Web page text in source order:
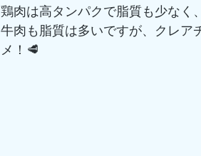
鶏肉は高タンパクで脂質も少なく
牛肉も脂質は多いですが、クレア
メ！🥩